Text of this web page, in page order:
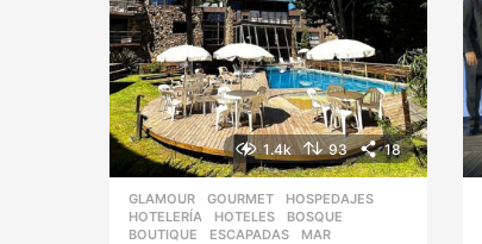
1.4k 93 18
GLAMOUR ,GOURMET ,HOSPEDAJES
HOTELERÍA
,HOTELES BOSQUE
BOUTIQUE
,ESCAPADAS ,MAR